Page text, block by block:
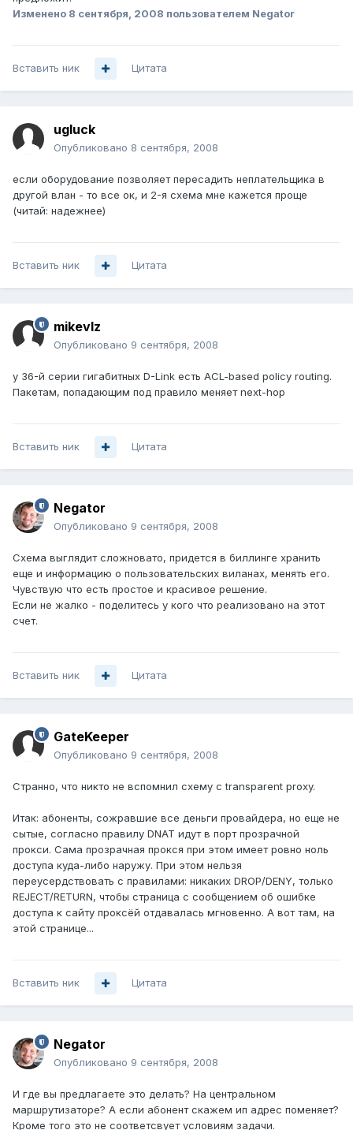
Изменено 8 сентября, 2008 пользователем Negator
Вставить ник Цитата
ugluck
Опубликовано 8 сентября, 2008
если оборудование позволяет пересадить неплательщика в
другой влан - то все ок, и 2-я схема мне кажется проще
(читай: надежнее)
Вставить ник Цитата
mikevlz
Опубликовано 9 сентября, 2008
у 36-й серии гигабитных D-Link есть ACL-based policy routing.
Пакетам, попадающим под правило меняет next-hop
Вставить ник Цитата
Negator
Опубликовано 9 сентября, 2008
Схема выглядит сложновато, придется в биллинге хранить
еще и информацию о пользовательских виланах, менять его.
Чувствую что есть простое и красивое решение.
Если не жалко - поделитесь у кого что реализовано на этот
счет.
Вставить ник Цитата
GateKeeper
Опубликовано 9 сентября, 2008
Странно, что никто не вспомнил схему с transparent proxy.
Итак: абоненты, сожравшие все деньги провайдера, но еще не
сытые, согласно правилу DNAT идут в порт прозрачной
прокси. Сама прозрачная прокся при этом имеет ровно ноль
доступа куда-либо наружу. При этом нельзя
переусердствовать с правилами: никаких DROP/DENY, только
REJECT/RETURN, чтобы страница с сообщением об ошибке
доступа к сайту проксёй отдавалась мгновенно. А вот там, на
этой странице...
Вставить ник Цитата
Negator
Опубликовано 9 сентября, 2008
И где вы предлагаете это делать? На центральном
маршрутизаторе? А если абонент скажем ип адрес поменяет?
Кроме того это не соответсвует условиям задачи.